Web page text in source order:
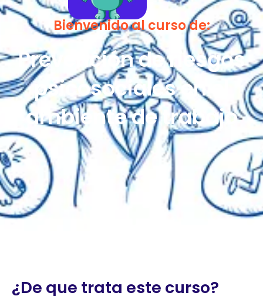
Bienvenido al curso de:
Prevención de riesgos
psicosociales en el
ambiente de trabajo
¿De que trata este curso?